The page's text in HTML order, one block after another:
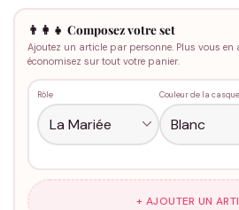
👨‍👩‍👧 Composez votre set
Ajoutez un article par personne. Plus vous en
économisez sur tout votre panier.
Rôle Couleur de la
+ AJOUTER UN